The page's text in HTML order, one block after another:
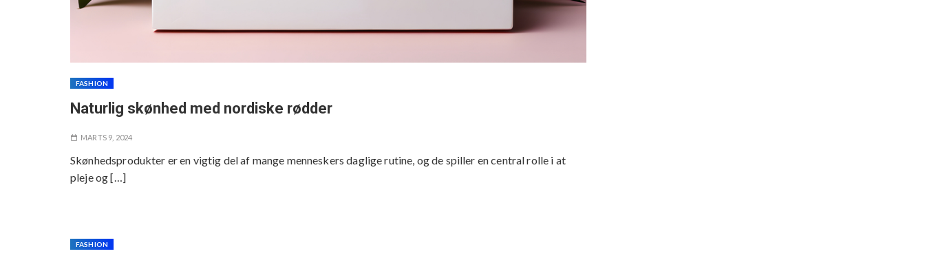
FASHION
Naturlig skønhed med nordiske rødder
MARTS 9, 2024
Skønhedsprodukter er en vigtig del af mange menneskers daglige rutine, og de spiller en central rolle i at
pleje og […]
FASHION